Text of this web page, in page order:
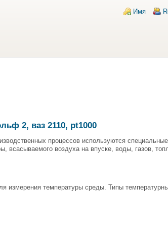
Login links
Имя
2, ваз 2110, pt1000
процессов используются специальные
всасываемого воздуха на впуске, воды, газов,
измерения температуры среды. Типы